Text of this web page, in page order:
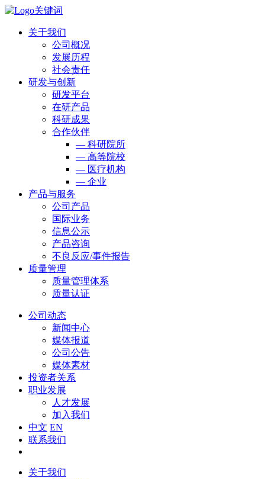
关于我们
公司概况
发展历程
社会责任
研发与创新
研发平台
在研产品
科研成果
合作伙伴
— 科研院所
— 高等院校
— 医疗机构
— 企业
产品与服务
公司产品
国际业务
信息公示
产品咨询
不良反应/事件报告
质量管理
质量管理体系
质量认证
公司动态
新闻中心
媒体报道
公司公告
媒体素材
投资者关系
职业发展
人才发展
加入我们
中文 EN
联系我们
关于我们